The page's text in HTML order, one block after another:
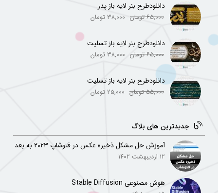
دانلودطرح بنر لایه باز پدر
۶۵,۰۰۰تومان ۳۸,۰۰۰تومان
دانلودطرح بنر لایه باز تسلیت
۶۵,۰۰۰تومان ۳۸,۰۰۰تومان
دانلودطرح بنر لایه باز تسلیت
۵۵,۰۰۰تومان ۲۵,۰۰۰ تومان
جدیدترین های بلاگ
آموزش حل مشکل ذخیره عکس در فتوشاپ ۲۰۲۳ به بعد
۱۲ اردیبهشت ۱۴۰۲
هوش مصنوعی Stable Diffusion